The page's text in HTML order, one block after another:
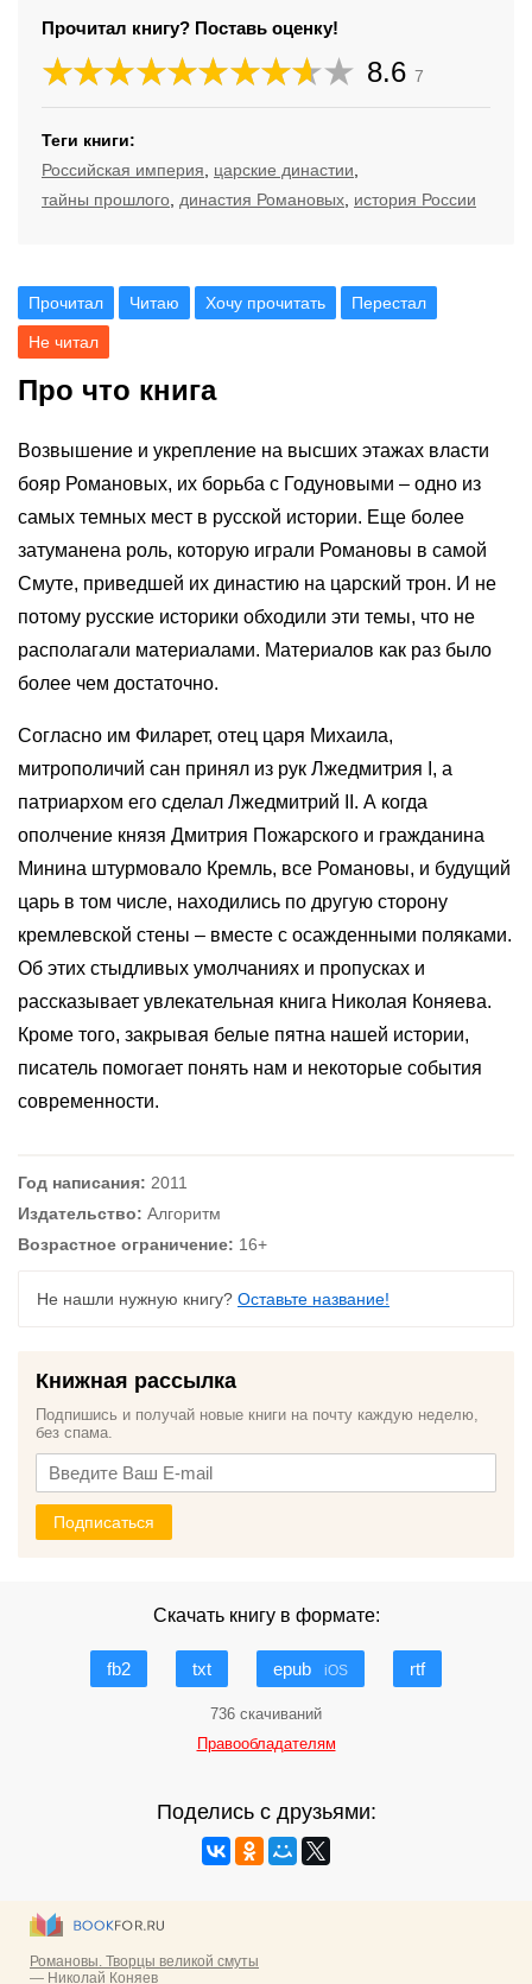
Прочитал книгу? Поставь оценку!
8.6 7
Теги книги:
Российская империя
царские династии
тайны прошлого династия Романовых история России
Прочитал Читаю Хочу прочитать Перестал
Не читал
Про что книга
Возвышение и укрепление на высших этажах власти
бояр Романовых, их борьба с Годуновыми – одно из
самых темных мест в русской истории. Еще более
затуманена роль, которую играли Романовы в самой
Смуте, приведшей их династию на царский трон. И не
потому русские историки обходили эти темы, что не
располагали материалами. Материалов как раз было
более чем достаточно.
Согласно им Филарет, отец царя Михаила,
митрополичий сан принял из рук Лжедмитрия I, а
патриархом его сделал Лжедмитрий II. А когда
ополчение князя Дмитрия Пожарского и гражданина
Минина штурмовало Кремль, все Романовы, и будущий
царь в том числе, находились по другую сторону
кремлевской стены – вместе с осажденными поляками.
Об этих стыдливых умолчаниях и пропусках и
рассказывает увлекательная книга Николая Коняева.
Кроме того, закрывая белые пятна нашей истории,
писатель помогает понять нам и некоторые события
современности.
Год написания: 2011
Издательство: Алгоритм
Возрастное ограничение: 16+
Не нашли нужную книгу? Оставьте название!
Книжная рассылка
Подпишись и получай новые книги на почту каждую неделю,
без спама.
Подписаться
Скачать книгу в формате:
fb2 txt epub iOS rtf
736 скачиваний
Правообладателям
Поделись с друзьями: